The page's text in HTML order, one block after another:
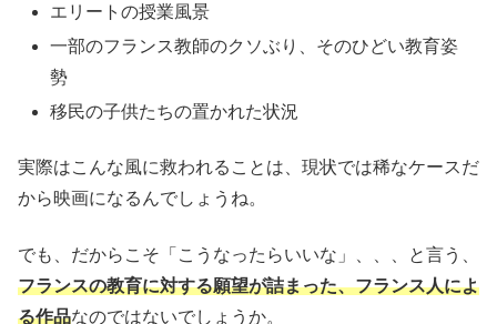
エリートの授業風景
一部のフランス教師のクソぶり、そのひどい教育姿
勢
移民の子供たちの置かれた状況
実際はこんな風に救われることは、現状では稀なケースだ
から映画になるんでしょうね。
でも、だからこそ「こうなったらいいな」、、、と言う、
フランスの教育に対する願望が詰まった、フランス人によ
る作品なのではないでしょうか。